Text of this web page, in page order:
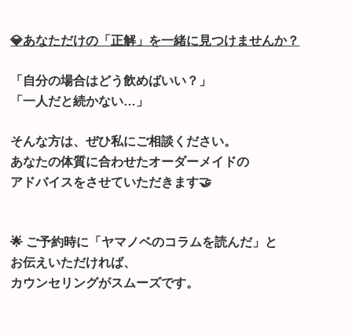
💎あなただけの「正解」を一緒に見つけませんか？
「自分の場合はどう飲めばいい？」
「一人だと続かない…」
そんな方は、ぜひ私にご相談ください。
あなたの体質に合わせたオーダーメイドの
アドバイスをさせていただきます🤝
🌟 ご予約時に「ヤマノベのコラムを読んだ」と
お伝えいただければ、
カウンセリングがスムーズです。